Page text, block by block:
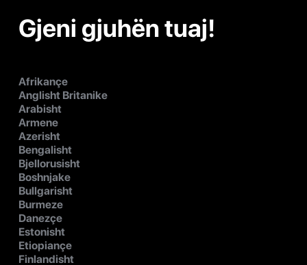
Gjeni gjuhën tuaj!
Afrikançe
Anglisht Britanike
Arabisht
Armene
Azerisht
Bengalisht
Bjellorusisht
Boshnjake
Bullgarisht
Burmeze
Danezçe
Estonisht
Etiopiançe
Finlandisht